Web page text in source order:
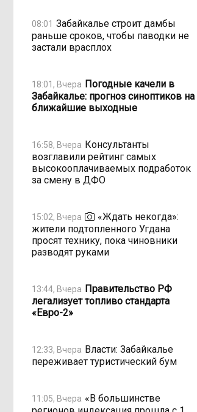
08:01 Забайкалье строит дамбы
раньше сроков, чтобы паводки не
застали врасплох
18:01, Вчера Погодные качели в
Забайкалье: прогноз синоптиков на
ближайшие выходные
16:58, Вчера Консультанты
возглавили рейтинг самых
высокооплачиваемых подработок
за смену в ДФО
15:02, Вчера
«Ждать некогда»:
жители подтопленного Угдана
просят технику, пока чиновники
разводят руками
13:44, Вчера Правительство РФ
легализует топливо стандарта
«Евро-2»
12:33, Вчера Власти: Забайкалье
переживает туристический бум
11:05, Вчера «В большинстве